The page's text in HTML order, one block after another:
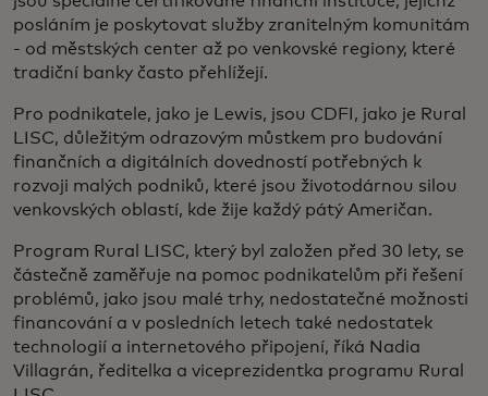
posláním je poskytovat služby zranitelným komunitám
- od městských center až po venkovské regiony, které
tradiční banky často přehlížejí.
Pro podnikatele, jako je Lewis, jsou CDFI, jako je Rural
LISC, důležitým odrazovým můstkem pro budování
finančních a digitálních dovedností potřebných k
rozvoji malých podniků, které jsou životodárnou silou
venkovských oblastí, kde žije každý pátý Američan.
Program Rural LISC, který byl založen před 30 lety, se
částečně zaměřuje na pomoc podnikatelům při řešení
problémů, jako jsou malé trhy, nedostatečné možnosti
financování a v posledních letech také nedostatek
technologií a internetového připojení, říká Nadia
Villagrán, ředitelka a viceprezidentka programu Rural